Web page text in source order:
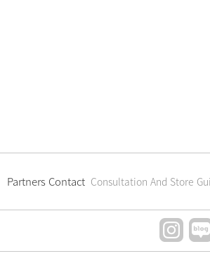
Partners Contact Consultation And Store